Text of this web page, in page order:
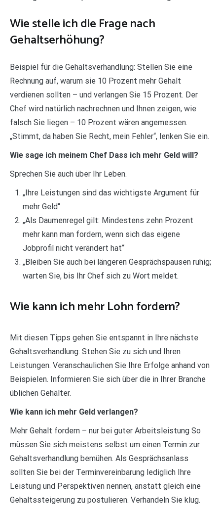
Wie stelle ich die Frage nach
Gehaltserhöhung?
Beispiel für die Gehaltsverhandlung: Stellen Sie eine
Rechnung auf, warum sie 10 Prozent mehr Gehalt
verdienen sollten – und verlangen Sie 15 Prozent. Der
Chef wird natürlich nachrechnen und Ihnen zeigen, wie
falsch Sie liegen – 10 Prozent wären angemessen.
„Stimmt, da haben Sie Recht, mein Fehler“, lenken Sie ein.
Wie sage ich meinem Chef Dass ich mehr Geld will?
Sprechen Sie auch über Ihr Leben.
„Ihre Leistungen sind das wichtigste Argument für
mehr Geld“
„Als Daumenregel gilt: Mindestens zehn Prozent
mehr kann man fordern, wenn sich das eigene
Jobprofil nicht verändert hat“
„Bleiben Sie auch bei längeren Gesprächspausen ruhig;
warten Sie, bis Ihr Chef sich zu Wort meldet.
Wie kann ich mehr Lohn fordern?
Mit diesen Tipps gehen Sie entspannt in Ihre nächste
Gehaltsverhandlung: Stehen Sie zu sich und Ihren
Leistungen. Veranschaulichen Sie Ihre Erfolge anhand von
Beispielen. Informieren Sie sich über die in Ihrer Branche
üblichen Gehälter.
Wie kann ich mehr Geld verlangen?
Mehr Gehalt fordern – nur bei guter Arbeitsleistung So
müssen Sie sich meistens selbst um einen Termin zur
Gehaltsverhandlung bemühen. Als Gesprächsanlass
sollten Sie bei der Terminvereinbarung lediglich Ihre
Leistung und Perspektiven nennen, anstatt gleich eine
Gehaltssteigerung zu postulieren. Verhandeln Sie klug.